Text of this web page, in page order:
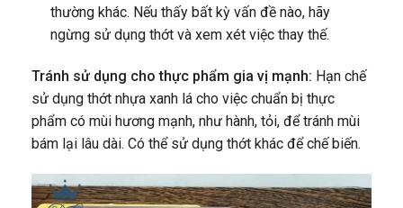
thường khác. Nếu thấy bất kỳ vấn đề nào, hãy
ngừng sử dụng thớt và xem xét việc thay thế.
Tránh sử dụng cho thực phẩm gia vị mạnh: Hạn chế
sử dụng thớt nhựa xanh lá cho việc chuẩn bị thực
phẩm có mùi hương mạnh, như hành, tỏi, để tránh mùi
bám lại lâu dài. Có thể sử dụng thớt khác để chế biến.